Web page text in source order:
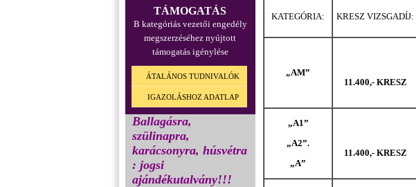
TÁMOGATÁS
B kategóriás vezetői engedély
megszerzéséhez nyújtott
támogatás igénylése
ÁTALÁNOS TUDNIVALÓK
IGAZOLÁSHOZ ADATLAP
Ballagásra,
szülinapra,
karácsonyra, húsvétra
: jogsi
ajándékutalvány!!!
KATEGÓRIA: KRESZ VIZSGADÍJ:
„AM”
11.400,- KRESZ
„A1”
„A2”.
„A”
11.400,- KRESZ